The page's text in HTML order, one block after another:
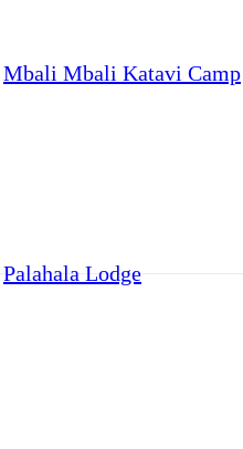
Mbali Mbali Katavi Camp
Palahala Lodge